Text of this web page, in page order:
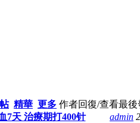
精華 更多 作者回復/查看最後
7天 治療期打400针
admin